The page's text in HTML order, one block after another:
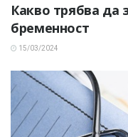
Какво трябва да
бременност
15/03/2024